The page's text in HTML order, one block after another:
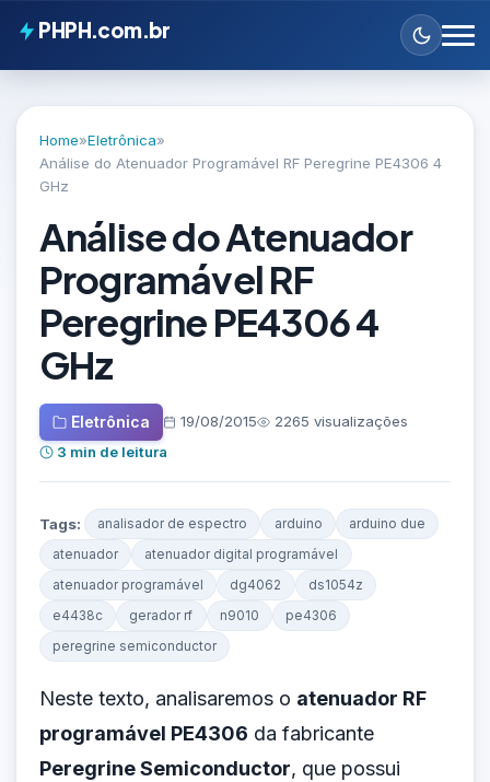
PHPH.com.br
Home»Eletrônica»
Análise do Atenuador Programável RF Peregrine PE4306 4
GHz
Análise do Atenuador
Programável RF
Peregrine PE4306 4
GHz
Eletrônica 19/08/2015
2265 visualizações
3 min de leitura
Tags: analisador de espectro arduino arduino due
atenuador atenuador digital programável
atenuador programável dg4062 ds1054z
e4438c gerador rf n9010 pe4306
peregrine semiconductor
Neste texto, analisaremos o atenuador RF
programável PE4306 da fabricante
Peregrine Semiconductor, que possui